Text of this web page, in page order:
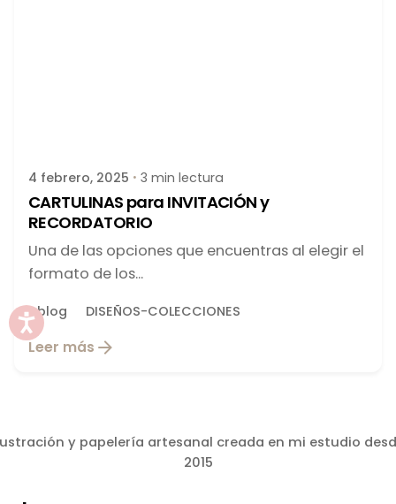
4 febrero, 2025 3 min lectura
CARTULINAS para INVITACIÓN y
RECORDATORIO
Una de las opciones que encuentras al elegir el
formato de los...
blog DISEÑOS-COLECCIONES
Leer más
y papelería artesanal creada en mi estudio
2015